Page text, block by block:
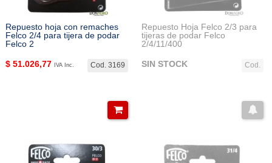
Repuesto hoja con remaches
Felco 2/4 para tijera de podar
Felco 2
Cod. 3169
$ 51.026,77 IVA Inc.
Repuesto Hoja Felco 2/3 para
tijeras de podar Felco
2/4/11/400
Cod.
SIN STOCK